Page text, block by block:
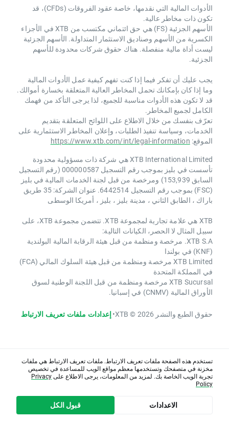
الأدوات المالية التي نقدمها، خاصة عقود الفروقات (CFDs)، قد
تكون ذات مخاطر عالية.
الأسهم الجزئية (FS) هي حق ائتماني مكتسب من XTB ​​في الأجزاء
الكسرية من الأسهم وصناديق الاستثمار المتداولة. الأسهم الجزئية
ليست أداة مالية منفصلة. هناك حقوق شركات محدودة للأسهم
الجزئية.
يجب عليك أن تفكر فيما إذا كنت تفهم كيفية عمل الأدوات المالية
وما إذا كان بإمكانك تحمل المخاطر العالية المتعلقة بخسارة أموالك.
قد لا تكون هذه الأدوات مناسبة للجميع، لذا يرجى التأكد من فهمك
الكامل لجميع المخاطر.
تعرّف بنفسك من خلال الاطلاع على اللوائح المتعلقة بتقديم
الخدمات، وسياسة تنفيذ الطلبات، وإعلان المخاطر الاستثمارية على
الموقع: https://www.xtb.com/int/legal-information
XTB International Limited هي شركة ذات مسؤولية محدودة
تأسست في بليز بموجب رقم التسجيل 000000587 (رقم التسجيل
السابق 153,939) ومرخصة من قبل لجنة الخدمات المالية في بليز
(FSC) بموجب رقم التسجيل 6442514. عنوان الشركة: 35 طريق
باراك ، الطابق الثاني ، مدينة بليز ، بليز ، أمريكا الوسطى
XTB هي علامة تجارية لمجموعة XTB. تتضمن مجموعة XTB، على
سبيل المثال لا الحصر، الكيانات التالية:
XTB S.A. مرخصة ومنظمة من قبل هيئة الرقابة المالية البولندية
(KNF) في بولندا
XTB Limited مرخصة ومنظمة من قبل هيئة السلوك المالي (FCA)
في المملكة المتحدة
XTB Sucursal مرخصة ومنظمة من قبل اللجنة الوطنية لسوق
الأوراق المالية (CNMV) في إسبانيا.
حقوق الطبع والنشر 2026 © XTB •إعدادات ملفات تعريف الارتباط
تستخدم هذه الصفحة ملفات تعريف الارتباط. ملفات تعريف الارتباط هي ملفات
مخزنة في متصفحك وتستخدمها معظم مواقع الويب للمساعدة في تخصيص
تجربة الويب الخاصة بك. لمزيد من المعلومات، يرجى الاطلاع علىPrivacy
Policy
الاعدادات قبول الكل